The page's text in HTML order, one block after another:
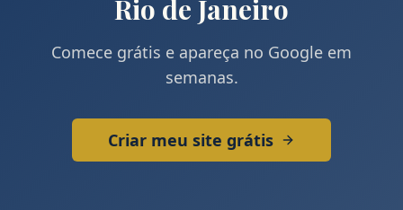
Rio de Janeiro
Comece grátis e apareça no Google em
semanas.
Criar meu site grátis